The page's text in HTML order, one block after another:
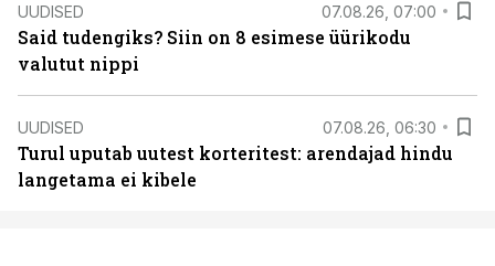
UUDISED 07.08.26, 07:00
Said tudengiks? Siin on 8 esimese üürikodu
valutut nippi
UUDISED 07.08.26, 06:30
Turul uputab uutest korteritest: arendajad hindu
langetama ei kibele